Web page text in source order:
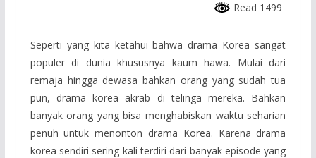
Read 1499
Seperti yang kita ketahui bahwa drama Korea sangat
populer di dunia khususnya kaum hawa. Mulai dari
remaja hingga dewasa bahkan orang yang sudah tua
pun, drama korea akrab di telinga mereka. Bahkan
banyak orang yang bisa menghabiskan waktu seharian
penuh untuk menonton drama Korea. Karena drama
korea sendiri sering kali terdiri dari banyak episode yang